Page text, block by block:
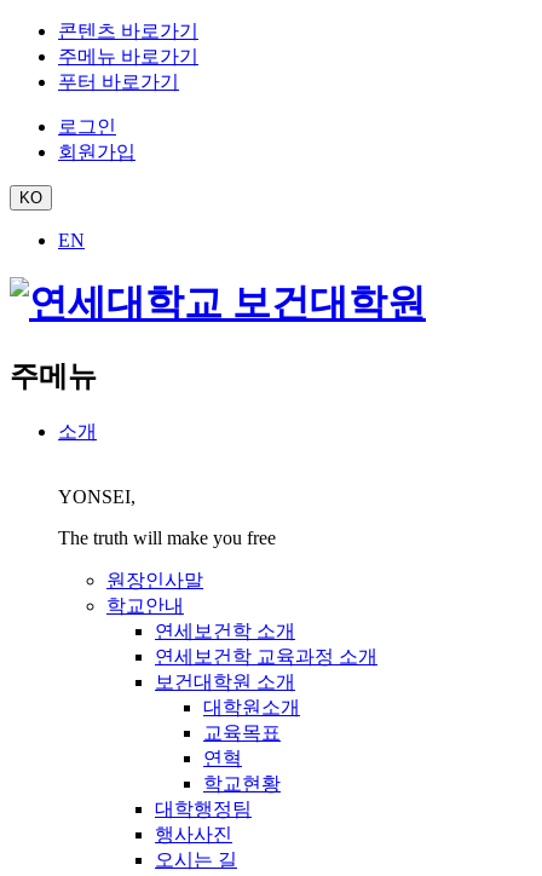
콘텐츠 바로가기
주메뉴 바로가기
푸터 바로가기
로그인
회원가입
KO
EN
주메뉴
소개
YONSEI,
The truth will make you free
원장인사말
학교안내
연세보건학 소개
연세보건학 교육과정 소개
보건대학원 소개
대학원소개
교육목표
연혁
학교현황
대학행정팀
행사사진
오시는 길